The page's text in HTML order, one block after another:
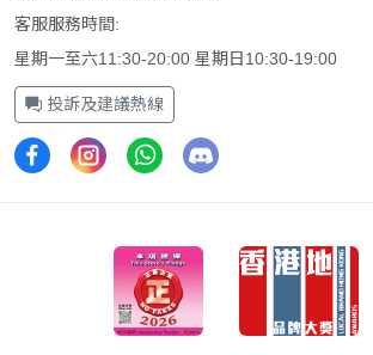
客服服務時間:
星期一至六11:30-20:00 星期日10:30-19:00
投訴及建議熱線